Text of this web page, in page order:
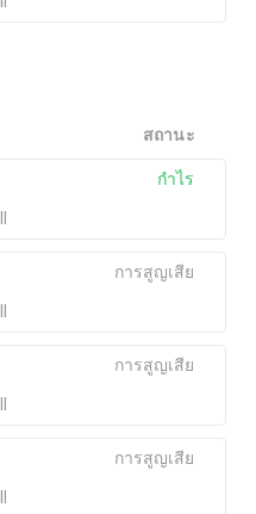
สถานะ
กำไร
การสูญเสีย
การสูญเสีย
การสูญเสีย